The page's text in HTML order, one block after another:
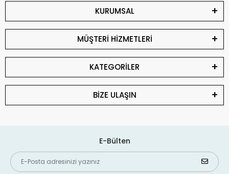
KURUMSAL
MÜŞTERİ HİZMETLERİ
KATEGORİLER
BİZE ULAŞIN
E-Bülten